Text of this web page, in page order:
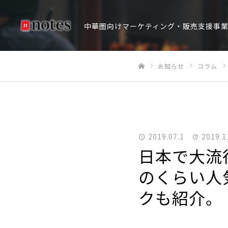
中華圏向けマーケティング・販売支援事業
お知らせ コラム
2019.07.1
日本で大
のくらい
クも紹介。